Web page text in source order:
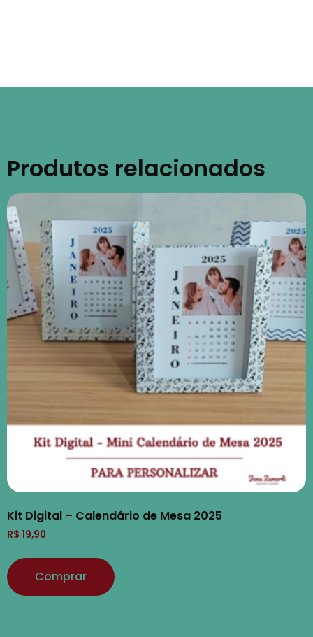
Produtos relacionados
Kit Digital – Calendário de Mesa 2025
R$ 19,90
Comprar